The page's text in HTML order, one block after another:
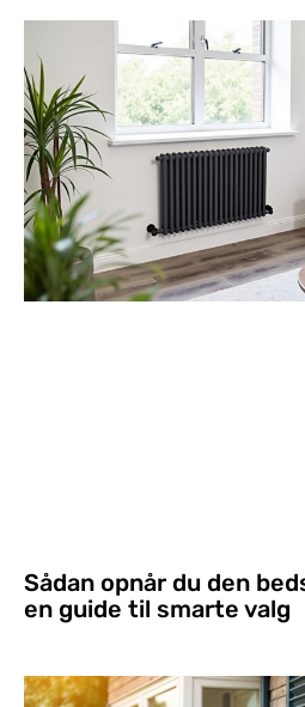
Sådan opnår du den
en guide til smarte valg